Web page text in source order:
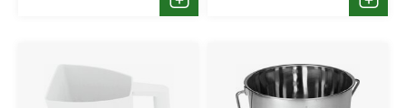
Köp Köp